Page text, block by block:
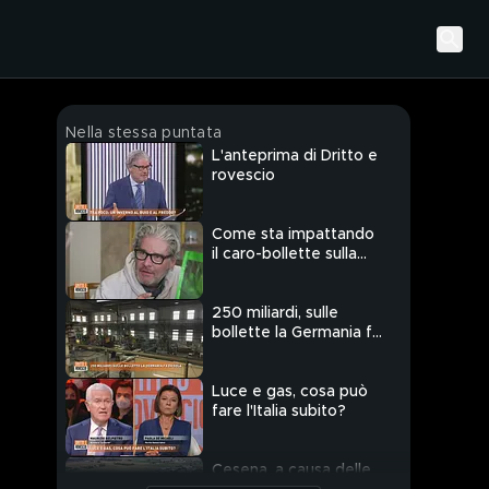
Nella stessa puntata
L'anteprima di Dritto e
rovescio
Come sta impattando
il caro-bollette sulla
250 miliardi, sulle
bollette la Germania fa
Luce e gas, cosa può
fare l'Italia subito?
Cesena, a causa delle